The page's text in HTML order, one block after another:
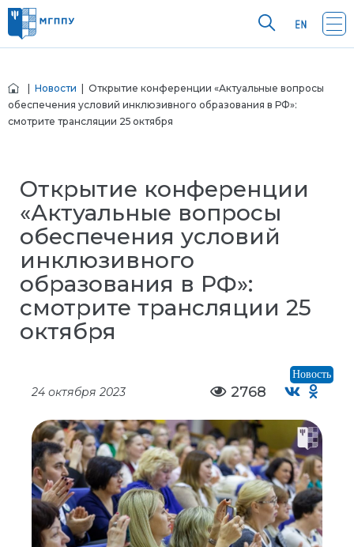
Новости | Открытие конференции «Актуальные вопросы
обеспечения условий инклюзивного образования в РФ»:
смотрите трансляции 25 октября
Открытие конференции
«Актуальные вопросы
обеспечения условий
инклюзивного
образования в РФ»:
смотрите трансляции 25
октября
Новость
24 октября 2023 2768